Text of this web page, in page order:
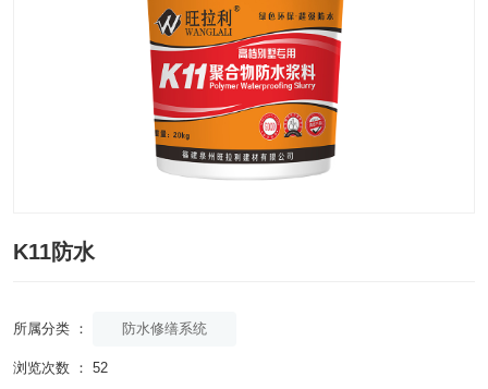
K11防水
所属分类 ： 防水修缮系统
浏览次数 ： 52